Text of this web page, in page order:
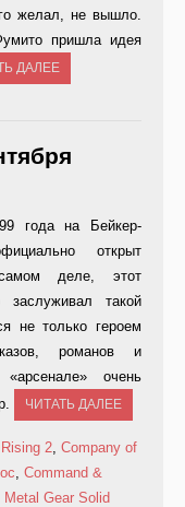
желал, не вышло.
пришла идея
ДАЛЕЕ
года на Бейкер-
открыт
деле, этот
такой
не только героем
романов и
очень
ЧИТАТЬ ДАЛЕЕ
2, Company of
, Command &
Metal Gear Solid